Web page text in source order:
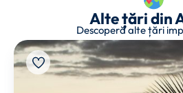
Alte țări din
Descoperă alte țări